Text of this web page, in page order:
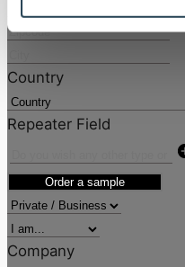
Country
Repeater Field
Order a sample
Company